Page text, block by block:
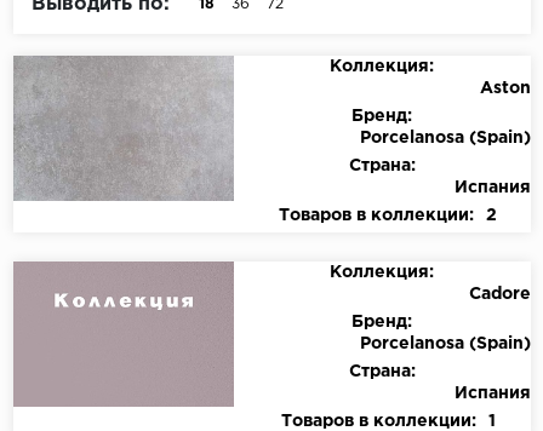
Клинкер
Выводить по: 18 36 72
Коллекция:
Aston
Бренд:
Porcelanosa (Spain)
Страна:
Испания
Товаров в коллекции:
2
Коллекция:
Cadore
Бренд:
Porcelanosa (Spain)
Страна:
Испания
Товаров в коллекции:
1